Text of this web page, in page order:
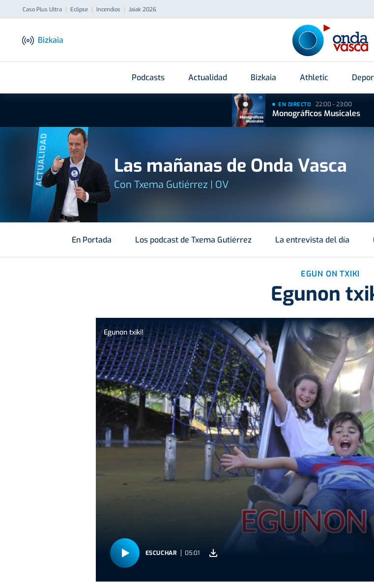
Caso Plus Ultra Eclipse Incendios Jaiak 2026
Bizkaia
Podcasts Actualidad Bizkaia Athletic
EN DIRECTO 22:00 - 23:00
Monográficos Musicales
ACTUALIDAD Las mañanas de Onda Vasca
Con Txema Gutiérrez | OV
En Portada Los podcast de Txema Gutiérrez La entrevista del día
EGUN ON TXIKI
Egunon
Egunon txiki!
ESCUCHAR 05:01